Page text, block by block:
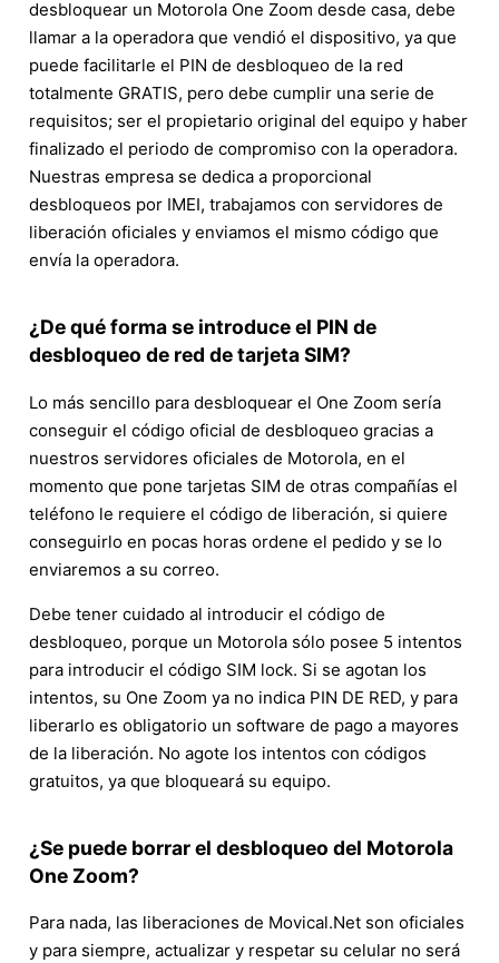
desbloquear un Motorola One Zoom desde casa, debe
llamar a la operadora que vendió el dispositivo, ya que
puede facilitarle el PIN de desbloqueo de la red
totalmente GRATIS, pero debe cumplir una serie de
requisitos; ser el propietario original del equipo y haber
finalizado el periodo de compromiso con la operadora.
Nuestras empresa se dedica a proporcional
desbloqueos por IMEI, trabajamos con servidores de
liberación oficiales y enviamos el mismo código que
envía la operadora.
¿De qué forma se introduce el PIN de
desbloqueo de red de tarjeta SIM?
Lo más sencillo para desbloquear el One Zoom sería
conseguir el código oficial de desbloqueo gracias a
nuestros servidores oficiales de Motorola, en el
momento que pone tarjetas SIM de otras compañías el
teléfono le requiere el código de liberación, si quiere
conseguirlo en pocas horas ordene el pedido y se lo
enviaremos a su correo.
Debe tener cuidado al introducir el código de
desbloqueo, porque un Motorola sólo posee 5 intentos
para introducir el código SIM lock. Si se agotan los
intentos, su One Zoom ya no indica PIN DE RED, y para
liberarlo es obligatorio un software de pago a mayores
de la liberación. No agote los intentos con códigos
gratuitos, ya que bloqueará su equipo.
¿Se puede borrar el desbloqueo del Motorola
One Zoom?
Para nada, las liberaciones de Movical.Net son oficiales
y para siempre, actualizar y respetar su celular no será